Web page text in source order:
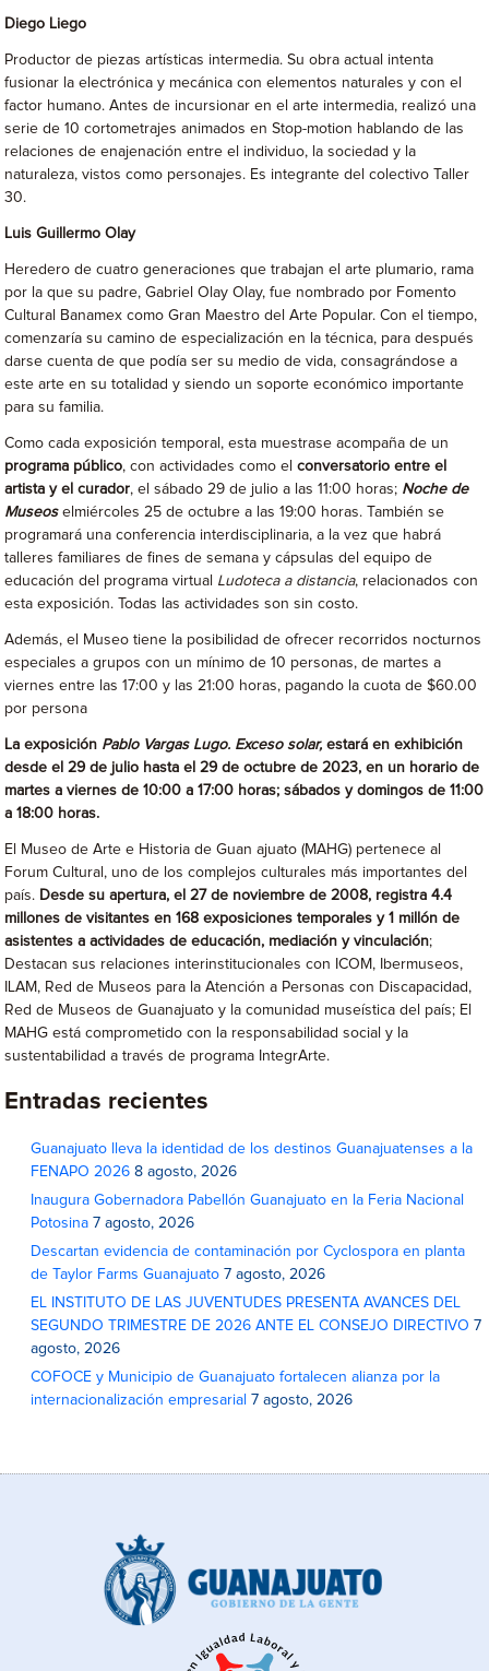
Diego Liego
Productor de piezas artísticas intermedia. Su obra actual intenta
fusionar la electrónica y mecánica con elementos naturales y con el
factor humano. Antes de incursionar en el arte intermedia, realizó una
serie de 10 cortometrajes animados en Stop-motion hablando de las
relaciones de enajenación entre el individuo, la sociedad y la
naturaleza, vistos como personajes. Es integrante del colectivo Taller
30.
Luis Guillermo Olay
Heredero de cuatro generaciones que trabajan el arte plumario, rama
por la que su padre, Gabriel Olay Olay, fue nombrado por Fomento
Cultural Banamex como Gran Maestro del Arte Popular. Con el tiempo,
comenzaría su camino de especialización en la técnica, para después
darse cuenta de que podía ser su medio de vida, consagrándose a
este arte en su totalidad y siendo un soporte económico importante
para su familia.
Como cada exposición temporal, esta muestrase acompaña de un
programa público, con actividades como elconversatorio entre el
artista y el curador, el sábado 29 de julio a las 11:00 horas; Noche de
Museos elmiércoles 25 de octubre a las 19:00 horas. También se
programará una conferencia interdisciplinaria, a la vez que habrá
talleres familiares de fines de semana y cápsulas del equipo de
educación del programa virtual Ludoteca a distancia, relacionados con
esta exposición. Todas las actividades son sin costo.
Además, el Museo tiene la posibilidad de ofrecer recorridos nocturnos
especiales a grupos con un mínimo de 10 personas, de martes a
viernes entre las 17:00 y las 21:00 horas, pagando la cuota de $60.00
por persona
La exposición Pablo Vargas Lugo. Exceso solar,estará en exhibición
desde el 29 de julio hasta el 29 de octubre de 2023, en un horario de
martes a viernes de 10:00 a 17:00 horas; sábados y domingos de 11:00
a 18:00 horas.
El Museo de Arte e Historia de Guan ajuato (MAHG) pertenece al
Forum Cultural, uno de los complejos culturales más importantes del
país. Desde su apertura, el 27 de noviembre de 2008, registra 4.4
millones de visitantes en 168 exposiciones temporales y 1 millón de
asistentes a actividades de educación, mediación y vinculación;
Destacan sus relaciones interinstitucionales con ICOM, Ibermuseos,
ILAM, Red de Museos para la Atención a Personas con Discapacidad,
Red de Museos de Guanajuato y la comunidad museística del país; El
MAHG está comprometido con la responsabilidad social y la
sustentabilidad a través de programa IntegrArte.
Entradas recientes
Guanajuato lleva la identidad de los destinos Guanajuatenses a la
FENAPO 2026 8 agosto, 2026
Inaugura Gobernadora Pabellón Guanajuato en la Feria Nacional
Potosina 7 agosto, 2026
Descartan evidencia de contaminación por Cyclospora en planta
de Taylor Farms Guanajuato 7 agosto, 2026
EL INSTITUTO DE LAS JUVENTUDES PRESENTA AVANCES DEL
SEGUNDO TRIMESTRE DE 2026 ANTE EL CONSEJO DIRECTIVO 7
agosto, 2026
COFOCE y Municipio de Guanajuato fortalecen alianza por la
internacionalización empresarial 7 agosto, 2026